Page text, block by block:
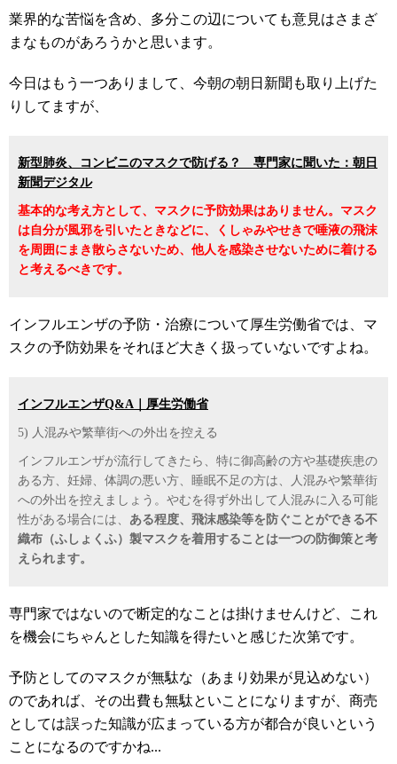
業界的な苦悩を含め、多分この辺についても意見はさまざ
まなものがあろうかと思います。
今日はもう一つありまして、今朝の朝日新聞も取り上げた
りしてますが、
新型肺炎、コンビニのマスクで防げる？ 専門家に聞いた：朝日
新聞デジタル
基本的な考え方として、マスクに予防効果はありません。マスク
は自分が風邪を引いたときなどに、くしゃみやせきで唾液の飛沫
を周囲にまき散らさないため、他人を感染させないために着ける
と考えるべきです。
インフルエンザの予防・治療について厚生労働省では、マ
スクの予防効果をそれほど大きく扱っていないですよね。
インフルエンザQ&A｜厚生労働省
5) 人混みや繁華街への外出を控える
インフルエンザが流行してきたら、特に御高齢の方や基礎疾患の
ある方、妊婦、体調の悪い方、睡眠不足の方は、人混みや繁華街
への外出を控えましょう。やむを得ず外出して人混みに入る可能
性がある場合には、 ある程度、飛沫感染等を防ぐことができる不
織布（ふしょくふ）製マスクを着用することは一つの防御策と考
えられます。
専門家ではないので断定的なことは掛けませんけど、これ
を機会にちゃんとした知識を得たいと感じた次第です。
予防としてのマスクが無駄な（あまり効果が見込めない）
のであれば、その出費も無駄といことになりますが、商売
としては誤った知識が広まっている方が都合が良いという
ことになるのですかね...